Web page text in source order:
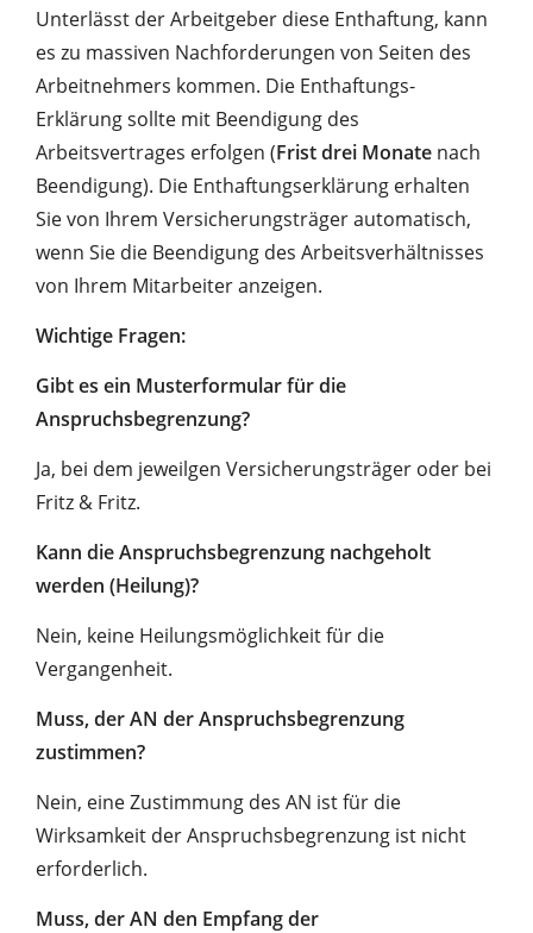
Unterlässt der Arbeitgeber diese Enthaftung, kann
es zu massiven Nachforderungen von Seiten des
Arbeitnehmers kommen. Die Enthaftungs-
Erklärung sollte mit Beendigung des
Arbeitsvertrages erfolgen (Frist drei Monate nach
Beendigung). Die Enthaftungserklärung erhalten
Sie von Ihrem Versicherungsträger automatisch,
wenn Sie die Beendigung des Arbeitsverhältnisses
von Ihrem Mitarbeiter anzeigen.
Wichtige Fragen:
Gibt es ein Musterformular für die
Anspruchsbegrenzung?
Ja, bei dem jeweilgen Versicherungsträger oder bei
Fritz & Fritz.
Kann die Anspruchsbegrenzung nachgeholt
werden (Heilung)?
Nein, keine Heilungsmöglichkeit für die
Vergangenheit.
Muss, der AN der Anspruchsbegrenzung
zustimmen?
Nein, eine Zustimmung des AN ist für die
Wirksamkeit der Anspruchsbegrenzung ist nicht
erforderlich.
Muss, der AN den Empfang der